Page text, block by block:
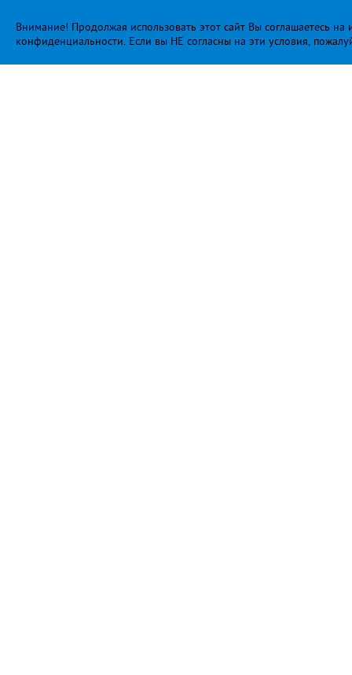
Внимание! Продолжая использовать этот сайт Вы соглашаетесь
конфиденциальности. Если вы НЕ согласны на эти условия,